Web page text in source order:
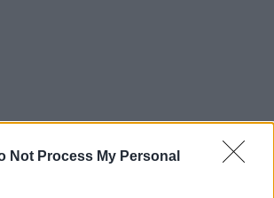
Not Process My Personal